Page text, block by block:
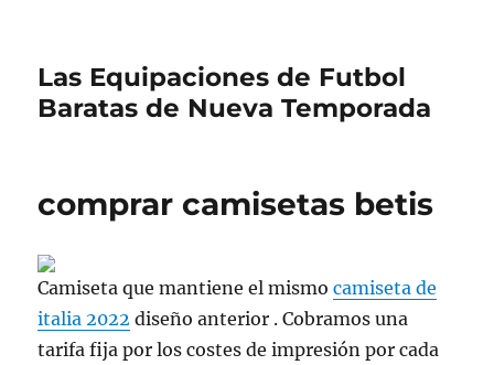
Las Equipaciones de Futbol
Baratas de Nueva Temporada
comprar camisetas betis
Camiseta que mantiene el mismocamiseta de
italia 2022 diseño anterior . Cobramos una
tarifa fija por los costes de impresión por cada